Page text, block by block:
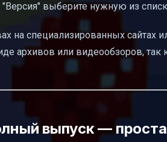
выберите нужную из
на специализированных сайтах
архивов или видеообзоров, так
выпуск —